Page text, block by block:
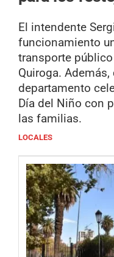
El intendente
funcionamiento
transporte
Quiroga.
departamento
Día del Niño con
las familias.
LOCALES